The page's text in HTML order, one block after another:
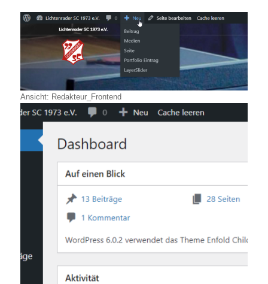
Ansicht: Redakteur_Frontend